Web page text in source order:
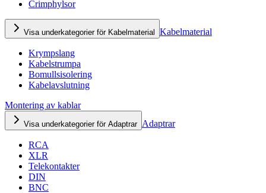
Crimphylsor
Visa underkategorier för Kabelmaterial Kabelmaterial
Krympslang
Kabelstrumpa
Bomullsisolering
Kabelavslutning
Montering av kablar
Visa underkategorier för Adaptrar Adaptrar
RCA
XLR
Telekontakter
DIN
BNC